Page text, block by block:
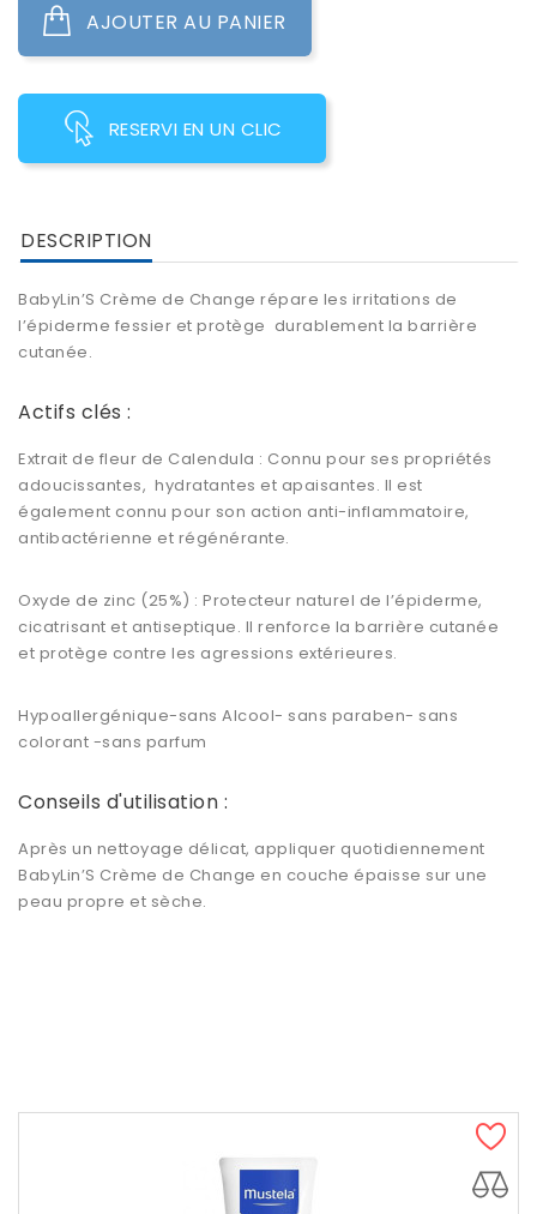
AJOUTER AU PANIER
RESERVI EN UN CLIC
DESCRIPTION
BabyLin’S Crème de Change répare les irritations de
l’épiderme fessier et protège durablement la barrière
cutanée.
Actifs clés :
Extrait de fleur de Calendula : Connu pour ses propriétés
adoucissantes, hydratantes et apaisantes. Il est
également connu pour son action anti-inflammatoire,
antibactérienne et régénérante.
Oxyde de zinc (25%) : Protecteur naturel de l’épiderme,
cicatrisant et antiseptique. Il renforce la barrière cutanée
et protège contre les agressions extérieures.
Hypoallergénique-sans Alcool- sans paraben- sans
colorant -sans parfum
Conseils d'utilisation :
Après un nettoyage délicat, appliquer quotidiennement
BabyLin’S Crème de Change en couche épaisse sur une
peau propre et sèche.